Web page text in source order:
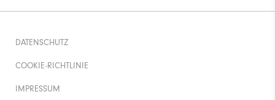
DATENSCHUTZ
COOKIE-RICHTLINIE
IMPRESSUM